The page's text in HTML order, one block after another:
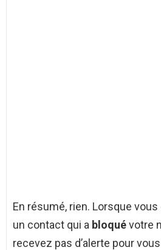
En résumé, rien. Lorsque
un contact qui a bloquévotre
recevez pas d’alerte pour